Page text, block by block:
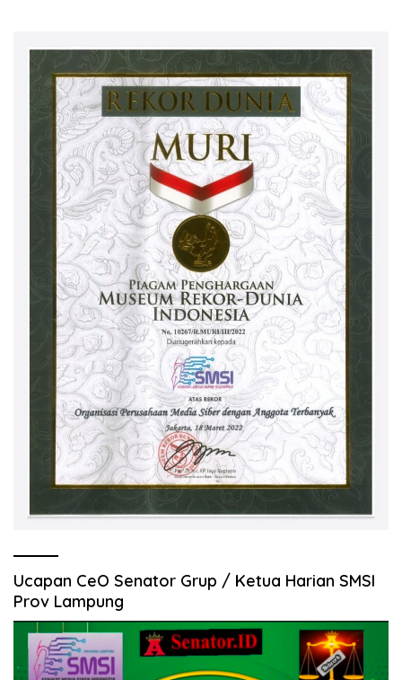
Ucapan CeO Senator Grup / Ketua Harian SMSI
Prov Lampung